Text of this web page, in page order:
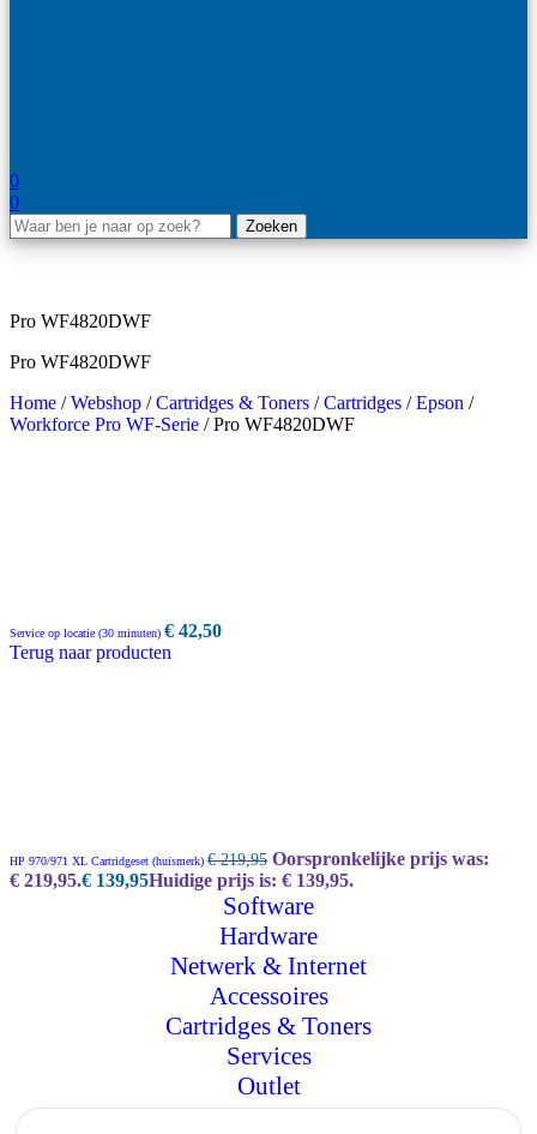
0
0
Zoeken
Pro WF4820DWF
Pro WF4820DWF
Home / Webshop / Cartridges & Toners / Cartridges / Epson /
Workforce Pro WF-Serie / Pro WF4820DWF
Service op locatie (30 minuten) € 42,50
Terug naar producten
HP 970/971 XL Cartridgeset (huismerk) €219,95 Oorspronkelijke prijs was:
€ 219,95.€ 139,95Huidige prijs is: € 139,95.
Software
Hardware
Netwerk & Internet
Accessoires
Cartridges & Toners
Services
Outlet